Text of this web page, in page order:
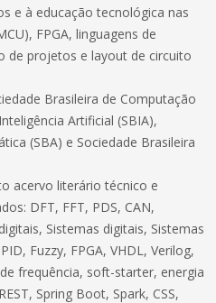
e à educação tecnológica nas
FPGA, linguagens de
de projetos e layout de circuito
Brasileira de Computação
Artificial (SBIA),
(SBA) e Sociedade Brasileira
acervo literário técnico e
DFT, FFT, PDS, CAN,
Sistemas digitais, Sistemas
Fuzzy, FPGA, VHDL, Verilog,
frequência, soft-starter, energia
Spring Boot, Spark, CSS,